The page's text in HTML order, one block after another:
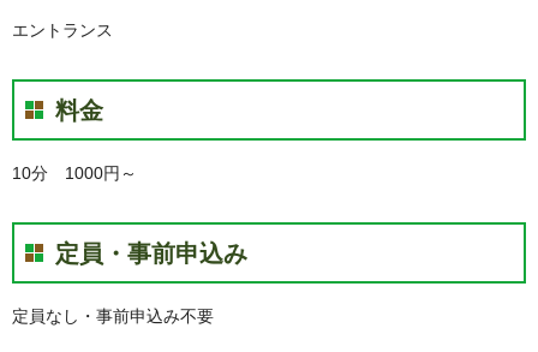
エントランス
料金
10分 1000円～
定員・事前申込み
定員なし・事前申込み不要